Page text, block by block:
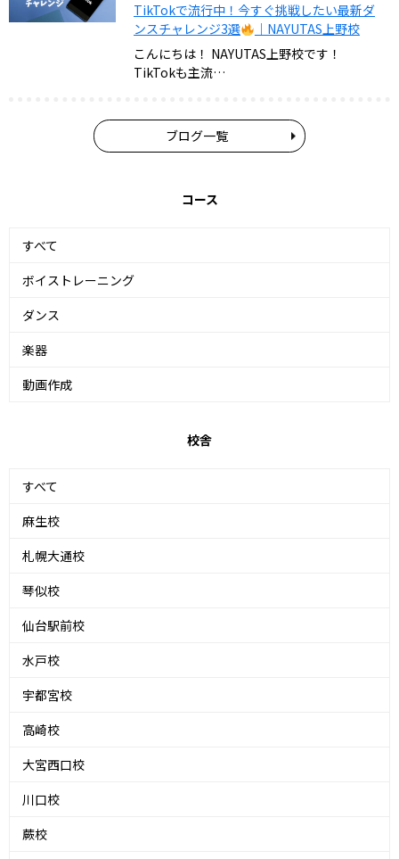
TikTokで流行中！今すぐ挑戦したい最新ダ
ンスチャレンジ3選
｜NAYUTAS上野校
こんにちは！ NAYUTAS上野校です！
TikTokも主流…
ブログ一覧
コース
すべて
ボイストレーニング
ダンス
楽器
動画作成
校舎
すべて
麻生校
札幌大通校
琴似校
仙台駅前校
水戸校
宇都宮校
高崎校
大宮西口校
川口校
蕨校